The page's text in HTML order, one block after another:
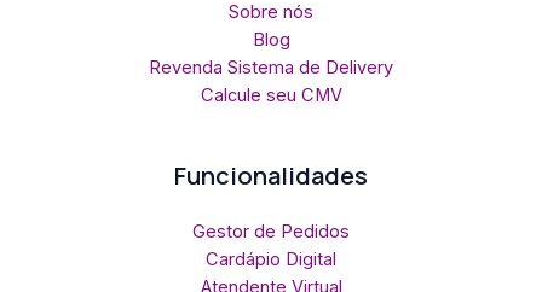
Sobre nós
Blog
Revenda Sistema de Delivery
Calcule seu CMV
Funcionalidades
Gestor de Pedidos
Cardápio Digital
Atendente Virtual